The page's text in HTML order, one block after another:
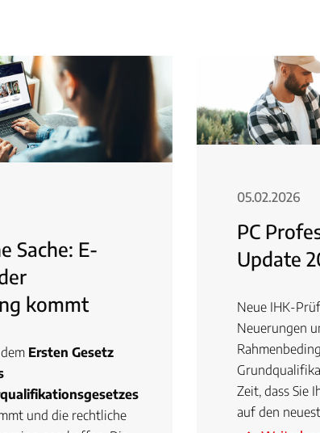
Sache: E-
kommt
Ersten Gesetz
und die rechtliche
05.02.2026
PC
Update
Neue IHK-
Neuerungen
Zeit, dass Sie
auf den